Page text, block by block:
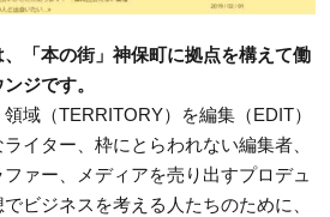
「本の街」神保町に拠点を構えて働
ジです。
域（TERRITORY）を編集（EDIT）
イター、枠にとらわれない編集者、
ァー、メディアを売り出すプロデュ
ビジネスを考える人たちのために、